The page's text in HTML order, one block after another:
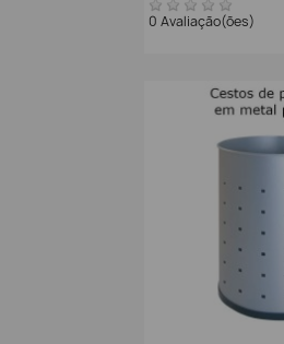
0 Avaliação(ões)